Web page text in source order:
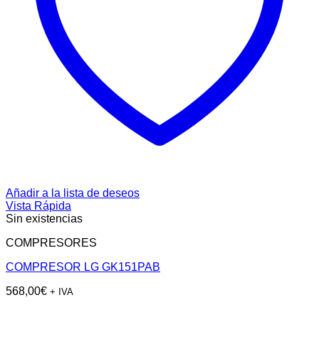
Añadir a la lista de deseos
Vista Rápida
Sin existencias
COMPRESORES
COMPRESOR LG GK151PAB
568,00€ + IVA